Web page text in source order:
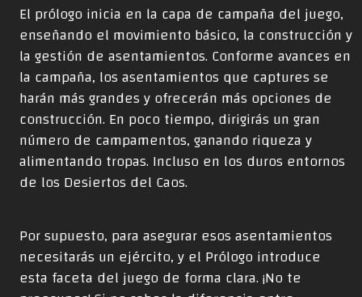
El prólogo inicia en la capa de campaña del juego,
enseñando el movimiento básico, la construcción y
la gestión de asentamientos. Conforme avances en
la campaña, los asentamientos que captures se
harán más grandes y ofrecerán más opciones de
construcción. En poco tiempo, dirigirás un gran
número de campamentos, ganando riqueza y
alimentando tropas. Incluso en los duros entornos
de los Desiertos del Caos.
Por supuesto, para asegurar esos asentamientos
necesitarás un ejército, y el Prólogo introduce
esta faceta del juego de forma clara. ¡No te